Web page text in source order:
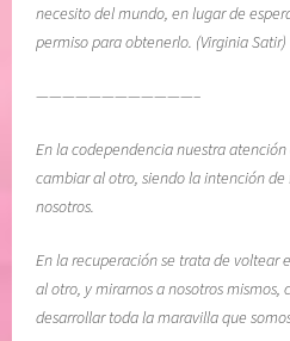
necesito del mundo, en lugar de
permiso para obtenerlo. (Virginia Satir)
————————————–
En la codependencia nuestra
cambiar al otro, siendo la intención
nosotros.
En la recuperación se trata de voltear
al otro, y mirarnos a nosotros mismos,
desarrollar toda la maravilla que